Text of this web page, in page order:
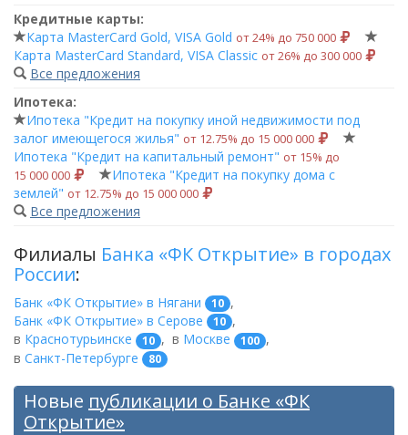
Кредитные карты:
Карта MasterCard Gold, VISA Gold от 24% до 750 000
Карта MasterCard Standard, VISA Classic от 26% до 300 000
Все предложения
Ипотека:
Ипотека "Кредит на покупку иной недвижимости под
залог имеющегося жилья" от 12.75% до 15 000 000
Ипотека "Кредит на капитальный ремонт" от 15% до
15 000 000
Ипотека "Кредит на покупку дома с
землей" от 12.75% до 15 000 000
Все предложения
Филиалы Банка «ФК Открытие» в городах
России:
Банк «ФК Открытие» в Нягани 10 ,
Банк «ФК Открытие» в Серове
10 ,
в Краснотурьинске 10 , в Москве 100 ,
в Санкт-Петербурге 80
Новые публикации о Банке «ФК
Открытие»